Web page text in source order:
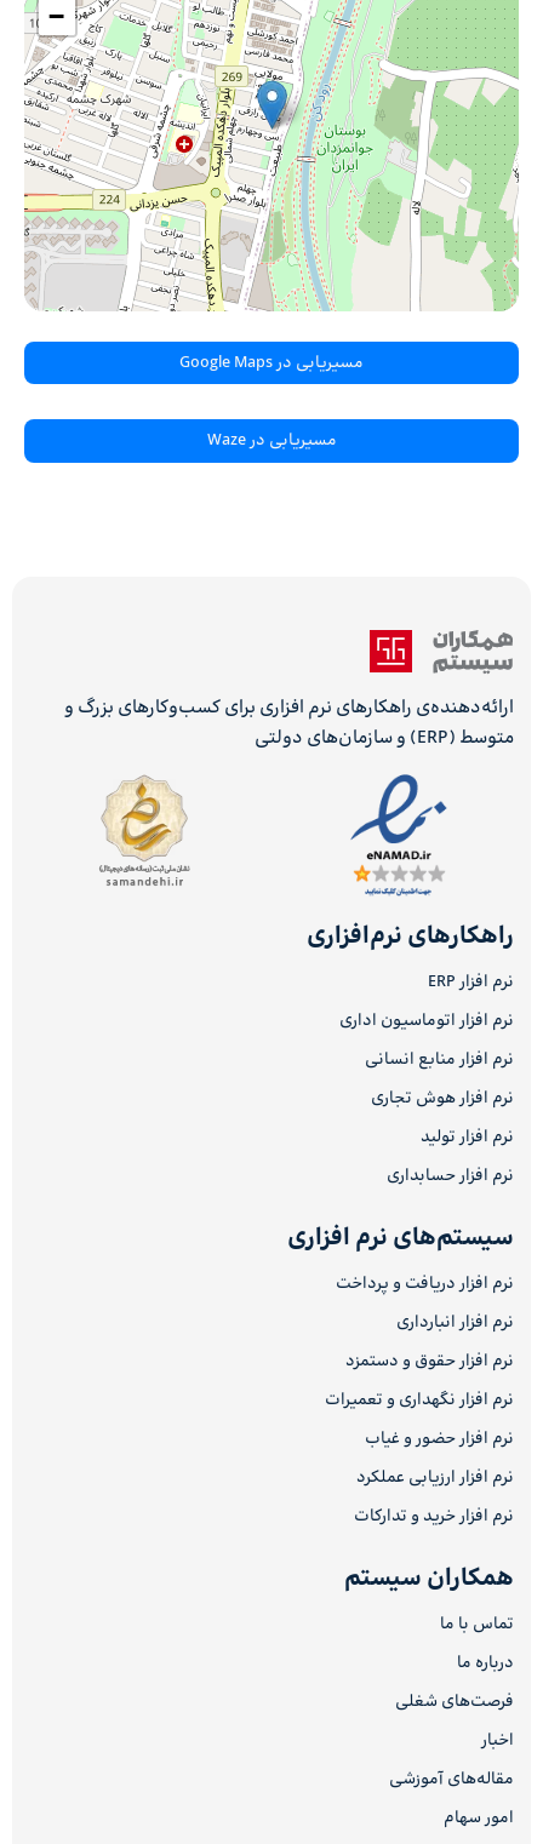
−
مسیریابی در Google Maps
مسیریابی در Waze
ارائه‌دهنده‌ی راهکارهای نرم افزاری برای کسب‌وکارهای بزرگ و
متوسط (ERP) و سازمان‌های دولتی
راهکارهای نرم‌افزاری
نرم افزار ERP
نرم افزار اتوماسیون اداری
نرم افزار منابع انسانی
نرم افزار هوش تجاری
نرم افزار تولید
نرم افزار حسابداری
سیستم‌های نرم افزاری
نرم افزار دریافت و پرداخت
نرم افزار انبارداری
نرم افزار حقوق و دستمزد
نرم افزار نگهداری و تعمیرات
نرم افزار حضور و غیاب
نرم افزار ارزیابی عملکرد
نرم افزار خرید و تدارکات
همکاران سیستم
تماس با ما
درباره ما
فرصت‌های شغلی
اخبار
مقاله‌های آموزشی
امور سهام